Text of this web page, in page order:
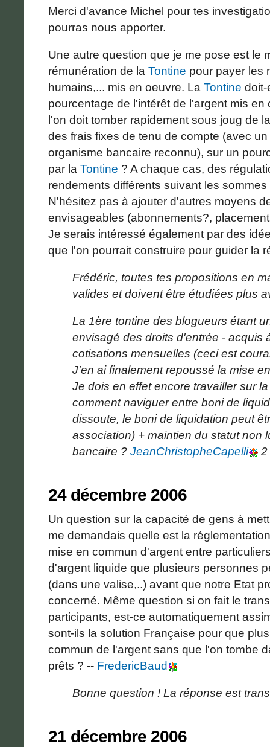
Merci d'avance Michel pour tes
pourras nous apporter.
Une autre question que je me pose est le
rémunération de la Tontine pour payer les
humains,... mis en oeuvre. La Tontine doit-
pourcentage de l'intérêt de l'argent mis
l'on doit tomber rapidement sous joug de
des frais fixes de tenu de compte (avec
organisme bancaire reconnu), sur un
par la Tontine ? A chaque cas, des
rendements différents suivant les
N'hésitez pas à ajouter d'autres moyens
envisageables (abonnements?,
Je serais intéressé également par des
que l'on pourrait construire pour guider la
Frédéric, toutes tes propositions en
valides et doivent être étudiées plus
La 1ère tontine des blogueurs étant
envisagé des droits d'entrée - acquis
cotisations mensuelles (ceci est
J'en ai finalement repoussé la mise
Je dois en effet encore travailler sur
comment naviguer entre boni de
dissoute, le boni de liquidation peut
association) + maintien du statut non
bancaire ? JeanChristopheCapelli 2
24 décembre 2006
Un question sur la capacité de gens à
me demandais quelle est la
mise en commun d'argent entre
d'argent liquide que plusieurs personnes
(dans une valise,..) avant que notre Etat
concerné. Même question si on fait le
participants, est-ce automatiquement
sont-ils la solution Française pour que
commun de l'argent sans que l'on tombe
prêts ? -- FredericBaud
Bonne question ! La réponse est
21 décembre 2006